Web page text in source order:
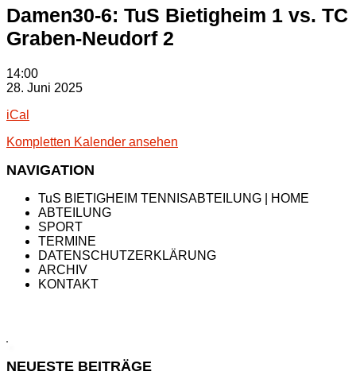
Damen30-6: TuS Bietigheim 1 vs. TC
Graben-Neudorf 2
Damen30-
6:
Bietigheim
vs.
Graben-
14:00
28. Juni 2025
iCal
Kompletten Kalender ansehen
NAVIGATION
TuS BIETIGHEIM TENNISABTEILUNG | HOME
ABTEILUNG
SPORT
TERMINE
DATENSCHUTZERKLÄRUNG
ARCHIV
KONTAKT
NEUESTE BEITRÄGE